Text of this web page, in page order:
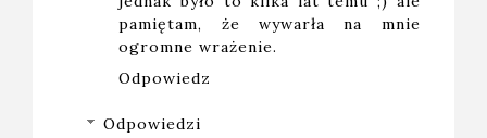
pamiętam, że wywarła na mnie
ogromne wrażenie.
Odpowiedz
Odpowiedzi